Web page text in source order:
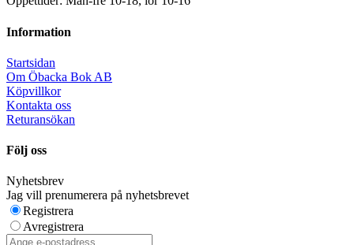
Information
Startsidan
Om Öbacka Bok AB
Köpvillkor
Kontakta oss
Returansökan
Följ oss
Nyhetsbrev
Jag vill prenumerera på nyhetsbrevet
Registrera
Avregistrera